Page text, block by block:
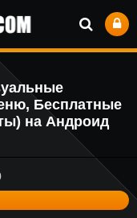
Бесплатные
на Андроид